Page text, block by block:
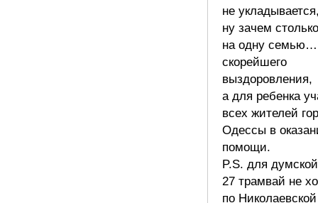
не
ну зачем
на одну
скорейшего
выздоровления,
а для ребенка
всех жителей
Одессы в
помощи.
P.S. для
27 трамвай не
по